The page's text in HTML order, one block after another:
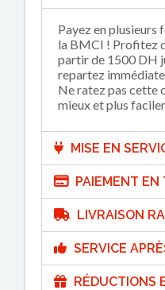
Payez en plusieurs
la BMCI ! Profitez
partir de 1500 DH
repartez
Ne ratez pas cette
mieux et plus
MISE EN
PAIEMENT EN
LIVRAISON
SERVICE
RÉDUCTIONS